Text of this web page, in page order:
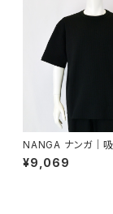
NANGA ナンガ｜吸水速乾ワッ
フル半袖Tシャツ｜
ス ワッフル ショート
¥9,069